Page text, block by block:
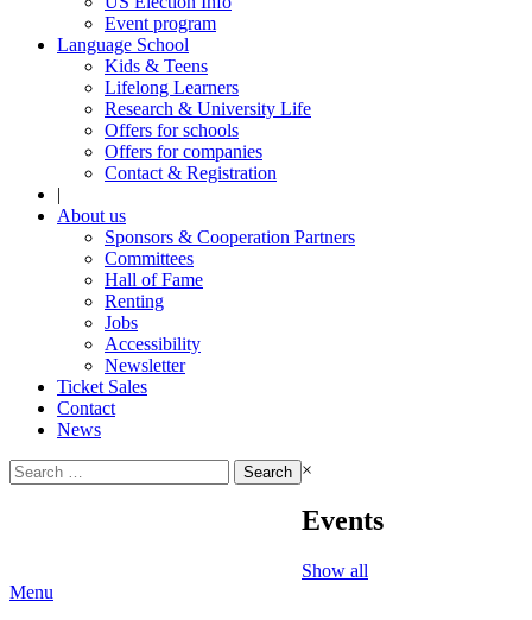
Event program
Language School
Kids & Teens
Lifelong Learners
Research & University Life
Offers for schools
Offers for companies
Contact & Registration
|
About us
Sponsors & Cooperation Partners
Committees
Hall of Fame
Renting
Jobs
Accessibility
Newsletter
Ticket Sales
Contact
News
Search
for:
×
Events
Show all
Menu